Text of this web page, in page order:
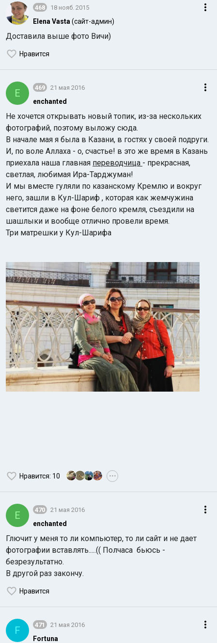
468 18 нояб. 2015
Elena Vasta (сайт-админ)
Доставила выше фото Вичи)
Нравится
E 469 21 мая 2016
enchanted
Не хочется открывать новый топик, из-за нескольких
фотографий, поэтому выложу сюда.
В начале мая я была в Казани, в гостях у своей подруги.
И, по воле Аллаха - о, счастье! в это же время в Казань
приехала наша главная переводчица - прекрасная,
светлая, любимая Ира-Тарджуман!
И мы вместе гуляли по казанскому Кремлю и вокруг
него, зашли в Кул-Шариф , которая как жемчужина
светится даже на фоне белого кремля, съездили на
шашлыки и вообще отлично провели время.
Три матрешки у Кул-Шарифа
Нравится: 10 •••
E 470 21 мая 2016
enchanted
Глючит у меня то ли компьютер, то ли сайт и не дает
фотографии вставлять.....(( Полчаса бьюсь -
безрезультатно.
В другой раз закончу.
Нравится
F 471 21 мая 2016
Fortuna